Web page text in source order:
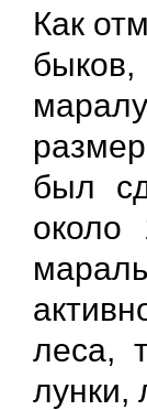
Как
был
около
леса,
лунки,